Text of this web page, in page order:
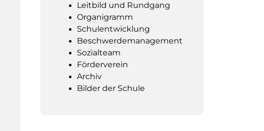
Leitbild und Rundgang
Organigramm
Schulentwicklung
Beschwerdemanagement
Sozialteam
Förderverein
Archiv
Bilder der Schule